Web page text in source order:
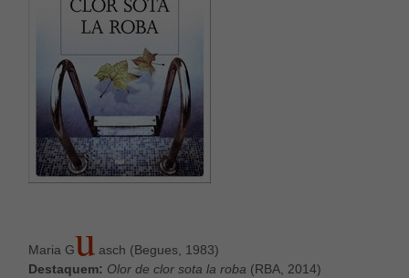
Maria GU asch (Begues, 1983)
Destaquem: Olor de clor sota la roba (RBA, 2014)